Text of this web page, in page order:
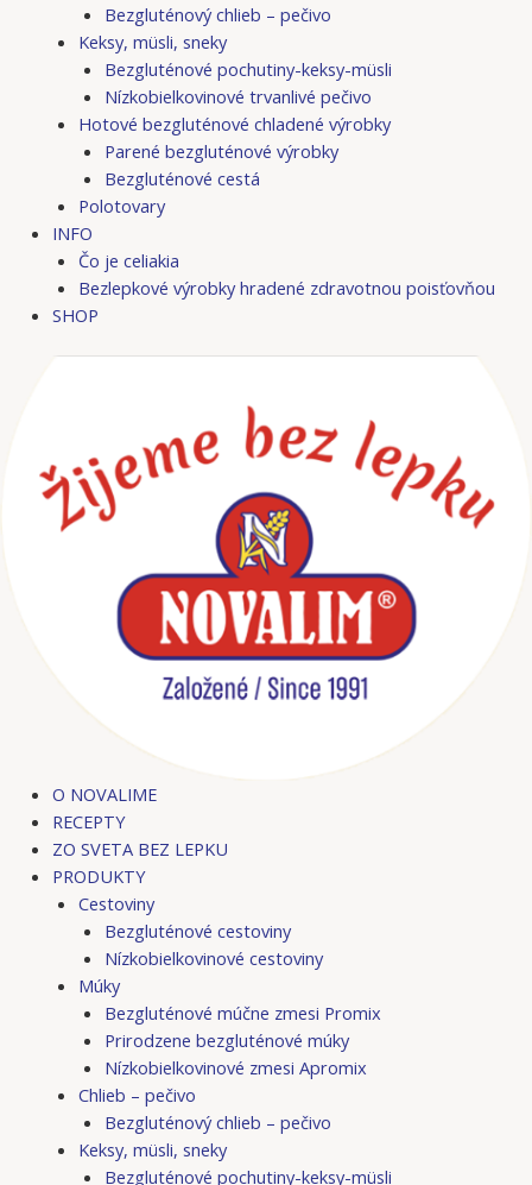
Bezgluténový chlieb – pečivo
Keksy, müsli, sneky
Bezgluténové pochutiny-keksy-müsli
Nízkobielkovinové trvanlivé pečivo
Hotové bezgluténové chladené výrobky
Parené bezgluténové výrobky
Bezgluténové cestá
Polotovary
INFO
Čo je celiakia
Bezlepkové výrobky hradené zdravotnou poisťovňou
SHOP
O NOVALIME
RECEPTY
ZO SVETA BEZ LEPKU
PRODUKTY
Cestoviny
Bezgluténové cestoviny
Nízkobielkovinové cestoviny
Múky
Bezgluténové múčne zmesi Promix
Prirodzene bezgluténové múky
Nízkobielkovinové zmesi Apromix
Chlieb – pečivo
Bezgluténový chlieb – pečivo
Keksy, müsli, sneky
Bezgluténové pochutiny-keksy-müsli